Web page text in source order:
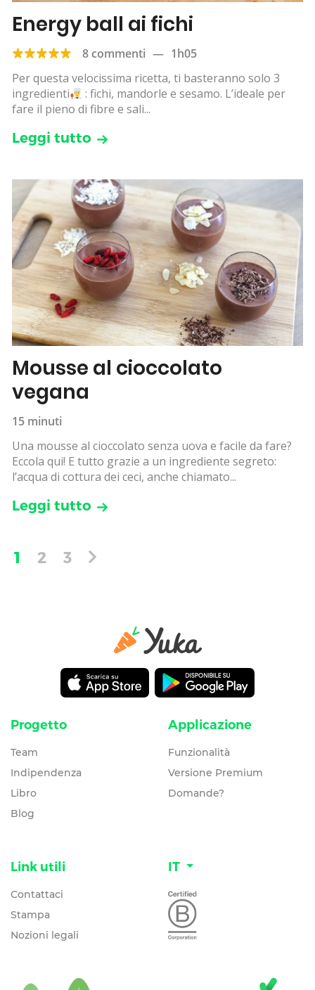
Energy ball ai fichi
8 commenti — 1h05
Per questa velocissima ricetta, ti basteranno solo 3
ingredienti
: fichi, mandorle e sesamo. L’ideale per
fare il pieno di fibre e sali...
Leggi tutto
Mousse al cioccolato
vegana
15 minuti
Una mousse al cioccolato senza uova e facile da fare?
Eccola qui! E tutto grazie a un ingrediente segreto:
l’acqua di cottura dei ceci, anche chiamato...
Leggi tutto
1 2 3
Progetto
Team
Indipendenza
Libro
Blog
Applicazione
Funzionalità
Versione Premium
Domande?
Link utili
Contattaci
Stampa
Nozioni legali
IT